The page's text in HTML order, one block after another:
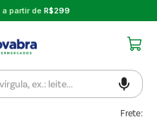
a partir de R$299
Frete: